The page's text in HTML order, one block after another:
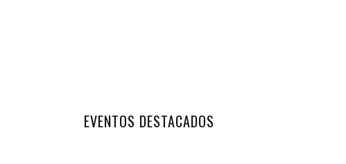
EVENTOS DESTACADOS